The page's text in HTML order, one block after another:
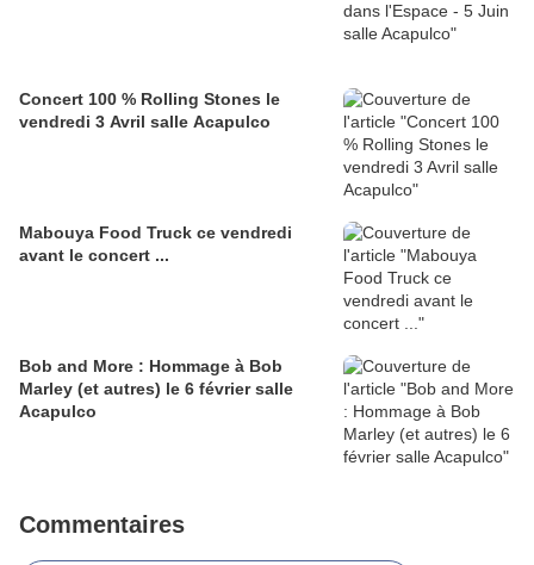
Concert 100 % Rolling Stones le
vendredi 3 Avril salle Acapulco
Mabouya Food Truck ce vendredi
avant le concert ...
Bob and More : Hommage à Bob
Marley (et autres) le 6 février salle
Acapulco
Commentaires